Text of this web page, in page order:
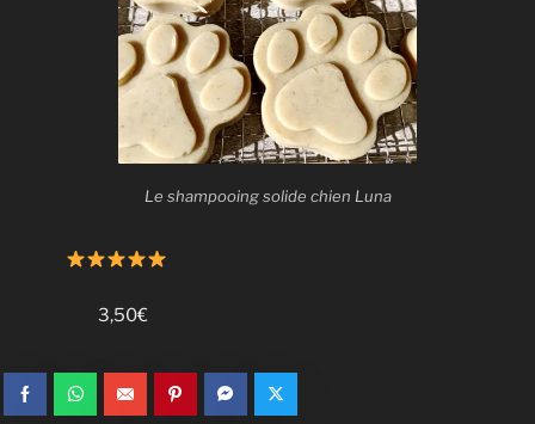
Le shampooing solide chien Luna
3,50€